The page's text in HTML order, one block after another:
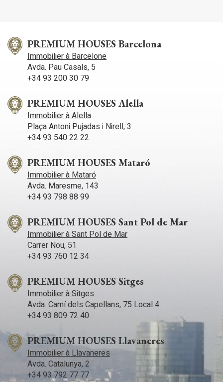
m (rez-de-chaussée + 1 étage). Rodolat del Moro est un petit
quartier résidentiel et boisé situé au nord de Tarragone,
réputé pour son cadre naturel, ses sentiers de randonnée à
proximité et sa faible densité de population.
PREMIUM HOUSES Barcelona
Immobilier à Barcelone
Avda. Pau Casals, 5
+34 93 200 30 79
PREMIUM HOUSES Alella
Immobilier à Alella
Plaça Antoni Pujadas i Nirell, 3
+34 93 540 22 22
PREMIUM HOUSES Mataró
Immobilier à Mataró
Avda. Maresme, 143
+34 93 798 88 99
PREMIUM HOUSES Sant Pol de Mar
Immobilier à Sant Pol de Mar
Carrer Nou, 51
+34 93 760 12 34
PREMIUM HOUSES Sitges
Immobilier à Sitges
Avda. Camí­ dels Capellans, 75 Local 4
+34 93 809 72 40
PREMIUM HOUSES Llavaneres
Immobilier à Llavaneres
Avda. Catalunya, 2
+34 93 792 77 77